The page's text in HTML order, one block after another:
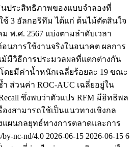
นประสิทธิภาพของแบบจำลองที่
3 อัลกอริทึม ได้แก่ ต้นไม้ตัดสินใจ
พ.ศ. 2567 แบ่งตามลำดับเวลา
อนการใช้งานจริงในอนาคต ผลการ
มีวิธีการประมวลผลที่แตกต่างกัน
ดยมีค่าน้ำหนักเฉลี่ยร้อยละ 19 ขณะ
ส่วนค่า ROC-AUC เฉลี่ยอยู่ใน
ซึ่งพบว่าตัวแปร RFM มีอิทธิพล
งสามารถใช้เป็นแนวทางเชิงกล
ผนกลยุทธ์ทางการตลาดและการ
by-nc-nd/4.0 2026-06-15 2026-06-15 6